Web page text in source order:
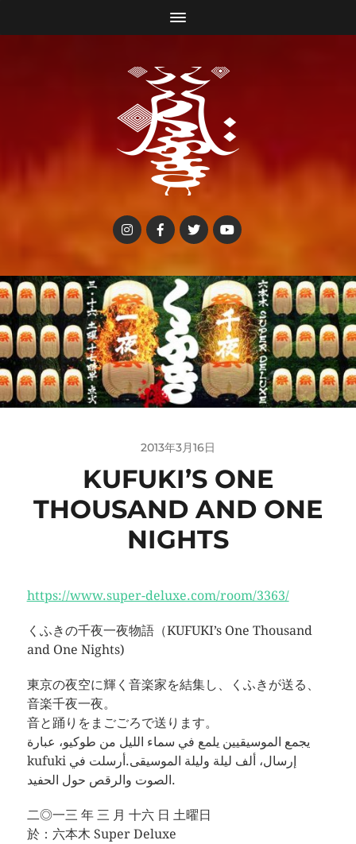
2013年3月16日
KUFUKI’S ONE
THOUSAND AND ONE
NIGHTS
https://www.super-deluxe.com/room/3363/
くふきの千夜一夜物語（KUFUKI’s One Thousand
and One Nights)
東京の夜空に輝く音楽家を結集し、くふきが送る、
音楽千夜一夜。
音と踊りをまごごろで送ります。
يجمع الموسيقيين يلمع في سماء الليل من طوكيو، عبارة
kufuki إرسال، ألف ليلة وليلة الموسيقى.أرسلت في
الصوت والرقص حول الحفيد.
二◎一三 年 三 月 十六 日 土曜日
於：六本木 Super Deluxe